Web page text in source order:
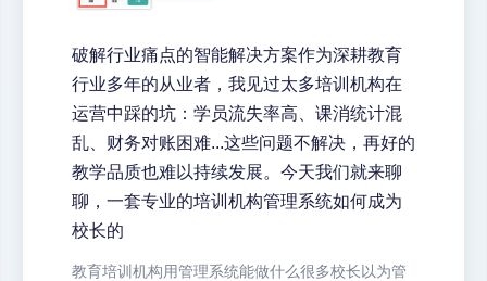
破解行业痛点的智能解决方案作为深耕教育
行业多年的从业者，我见过太多培训机构在
运营中踩的坑：学员流失率高、课消统计混
乱、财务对账困难...这些问题不解决，再好的
教学品质也难以持续发展。今天我们就来聊
聊，一套专业的培训机构管理系统如何成为
校长的
教育培训机构用管理系统能做什么很多校长以为管